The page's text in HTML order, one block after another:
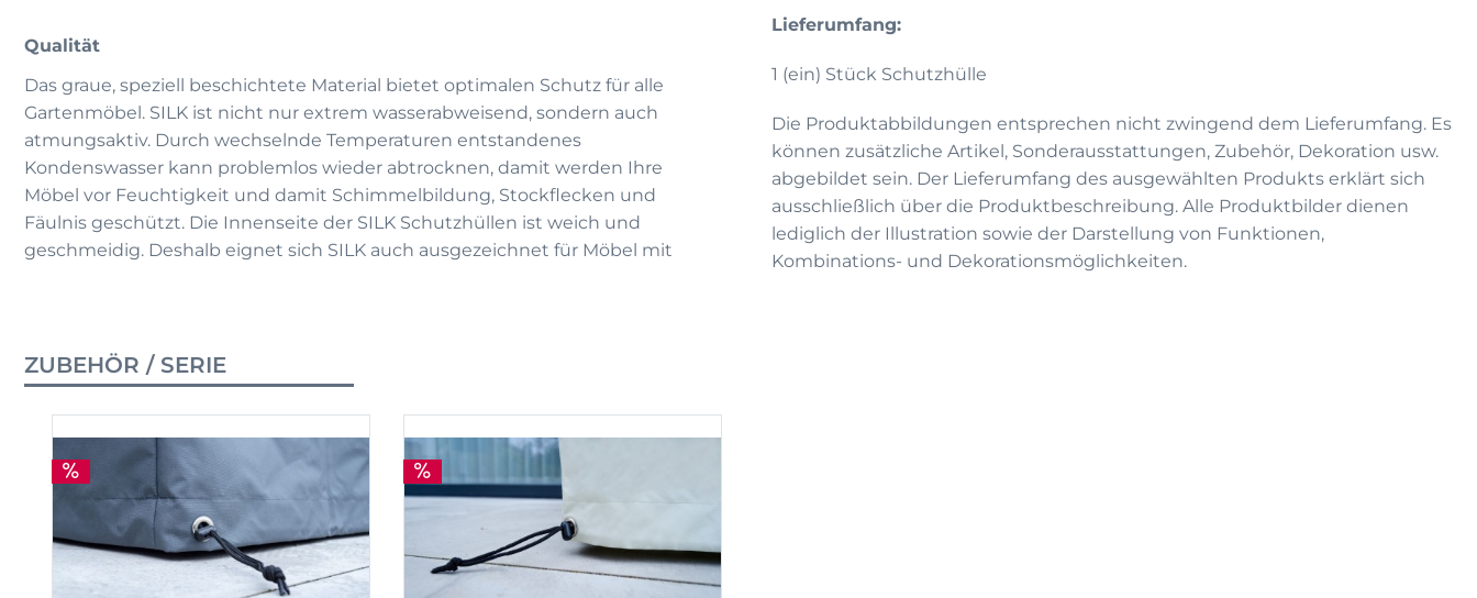
Qualität
Das graue, speziell beschichtete Material bietet optimalen Schutz für alle
Gartenmöbel. SILK ist nicht nur extrem wasserabweisend, sondern auch
atmungsaktiv. Durch wechselnde Temperaturen entstandenes
Kondenswasser kann problemlos wieder abtrocknen, damit werden Ihre
Möbel vor Feuchtigkeit und damit Schimmelbildung, Stockflecken und
Fäulnis geschützt. Die Innenseite der SILK Schutzhüllen ist weich und
geschmeidig. Deshalb eignet sich SILK auch ausgezeichnet für Möbel mit
Lieferumfang:
1 (ein) Stück Schutzhülle
Die Produktabbildungen entsprechen nicht zwingend dem Lieferumfang. Es
können zusätzliche Artikel, Sonderausstattungen, Zubehör, Dekoration usw.
abgebildet sein. Der Lieferumfang des ausgewählten Produkts erklärt sich
ausschließlich über die Produktbeschreibung. Alle Produktbilder dienen
lediglich der Illustration sowie der Darstellung von Funktionen,
Kombinations- und Dekorationsmöglichkeiten.
ZUBEHÖR / SERIE